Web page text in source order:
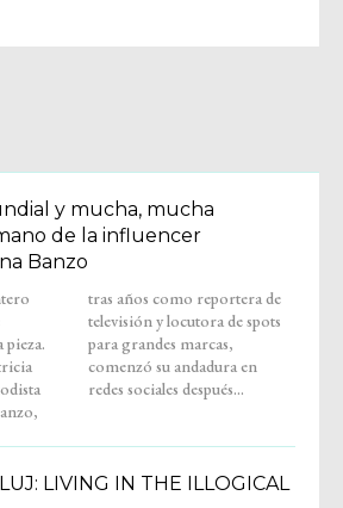
y mucha, mucha
de la influencer
Banzo
pieza.
de
redes sociales después...
LIVING IN THE ILLOGICAL